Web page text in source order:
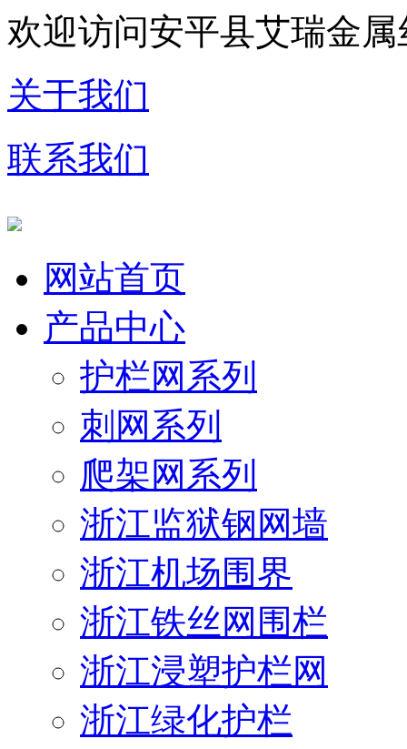
欢迎访问安平县艾瑞金
关于我们
联系我们
网站首页
产品中心
护栏网系列
刺网系列
爬架网系列
浙江监狱钢网墙
浙江机场围界
浙江铁丝网围栏
浙江浸塑护栏网
浙江绿化护栏